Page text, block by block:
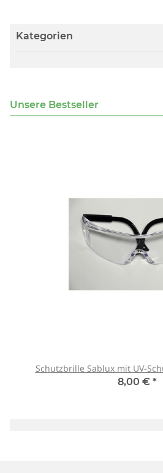
Kategorien
Unsere Bestseller
Schutzbrille Sablux mit UV-
8,00 € *